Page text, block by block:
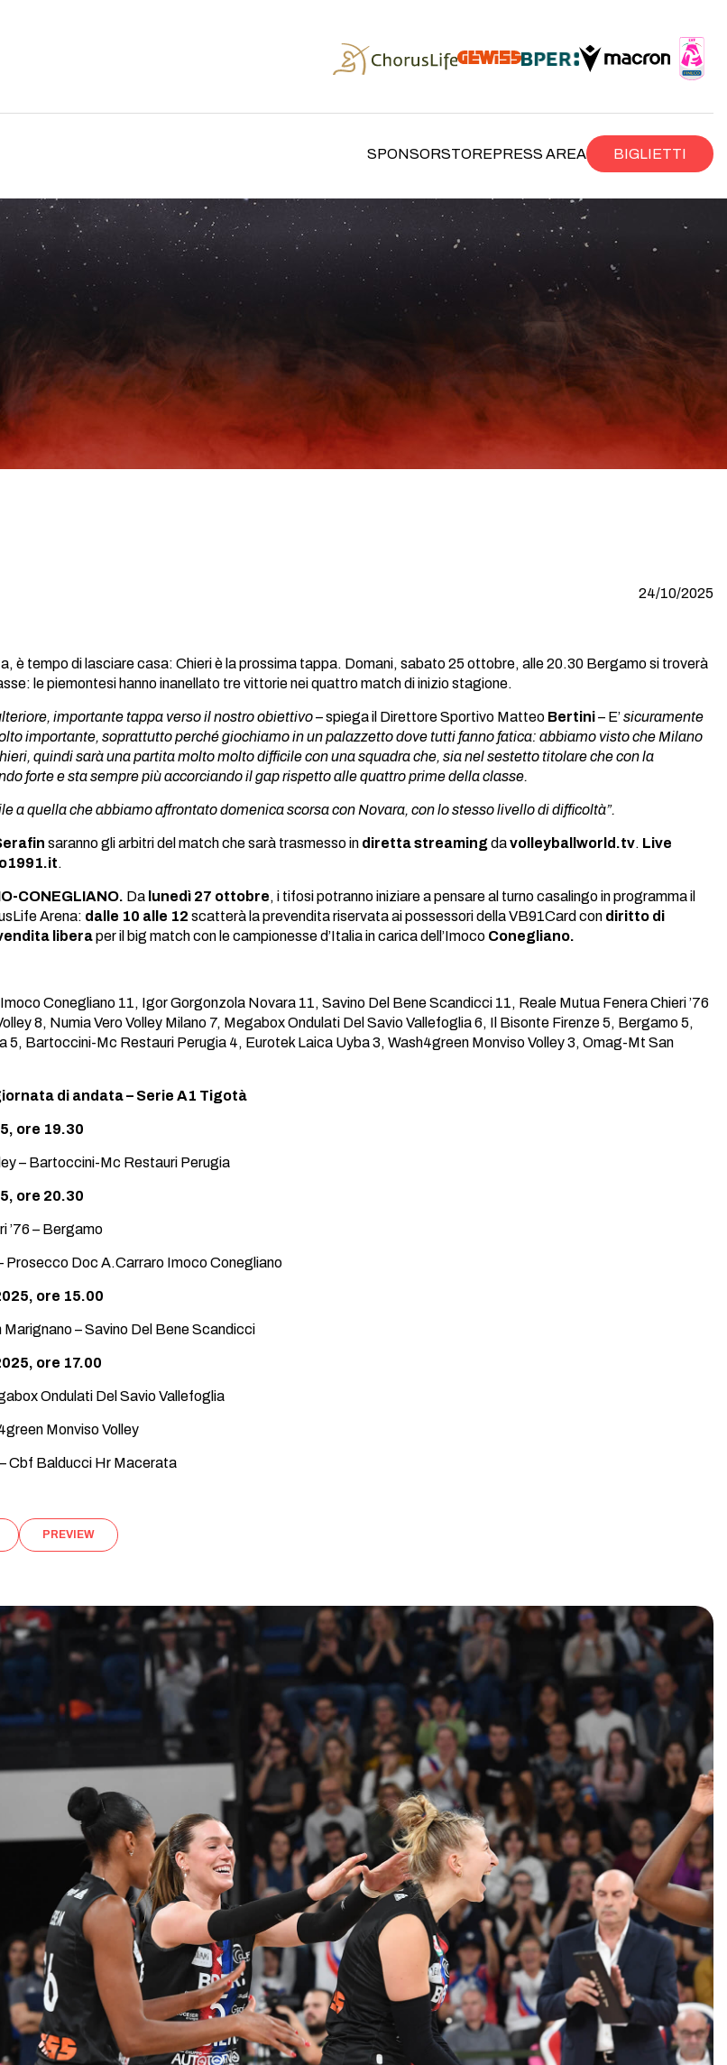
SPONSORSTOREPRESS AREA BIGLIETTI
24/10/2025
è tempo di lasciare casa: Chieri è la prossima tappa. Domani, sabato 25 ottobre, alle 20.30 Bergamo si troverà
le piemontesi hanno inanellato tre vittorie nei quattro match di inizio stagione.
importante tappa verso il nostro obiettivo– spiega il Direttore Sportivo Matteo Bertini– E’sicuramente
importante, soprattutto perché giochiamo in un palazzetto dove tutti fanno fatica: abbiamo visto che Milano
quindi sarà una partita molto molto difficile con una squadra che, sia nel sestetto titolare che con la
forte e sta sempre più accorciando il gap rispetto alle quattro prime della classe.
a quella che abbiamo affrontato domenica scorsa con Novara, con lo stesso livello di difficoltà”.
saranno gli arbitri del match che sarà trasmesso in diretta streamingdavolleyballworld.tv. Live
.
CONEGLIANO. Da lunedì 27 ottobre, i tifosi potranno iniziare a pensare al turno casalingo in programma il
Arena: dalle 10 alle 12 scatterà la prevendita riservata ai possessori della VB91Card con diritto di
liberaper il big match con le campionesse d’Italia in carica dell’Imoco Conegliano.
Conegliano 11, Igor Gorgonzola Novara 11, Savino Del Bene Scandicci 11, Reale Mutua Fenera Chieri ’76
8, Numia Vero Volley Milano 7, Megabox Ondulati Del Savio Vallefoglia 6, Il Bisonte Firenze 5, Bergamo 5,
Bartoccini-Mc Restauri Perugia 4, Eurotek Laica Uyba 3, Wash4green Monviso Volley 3, Omag-Mt San
di andata – Serie A1 Tigotà
ore 19.30
– Bartoccini-Mc Restauri Perugia
ore 20.30
’76 – Bergamo
Prosecco Doc A.Carraro Imoco Conegliano
ore 15.00
– Savino Del Bene Scandicci
ore 17.00
Ondulati Del Savio Vallefoglia
Monviso Volley
Cbf Balducci Hr Macerata
PREVIEW